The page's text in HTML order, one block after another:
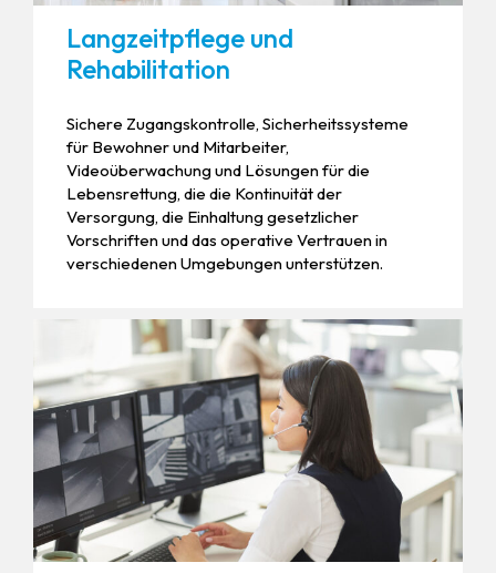
Langzeitpflege und
Rehabilitation
Sichere Zugangskontrolle, Sicherheitssysteme
für Bewohner und Mitarbeiter,
Videoüberwachung und Lösungen für die
Lebensrettung, die die Kontinuität der
Versorgung, die Einhaltung gesetzlicher
Vorschriften und das operative Vertrauen in
verschiedenen Umgebungen unterstützen.